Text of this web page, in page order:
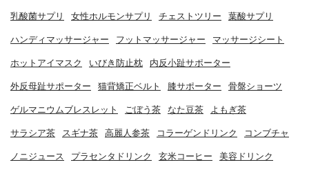
乳酸菌サプリ 女性ホルモンサプリ チェストツリー 葉酸サプリ
ハンディマッサージャー フットマッサージャー マッサージシート
ホットアイマスク いびき防止枕 内反小趾サポーター
外反母趾サポーター 猫背矯正ベルト 膝サポーター 骨盤ショーツ
ゲルマニウムブレスレット ごぼう茶 なた豆茶 よもぎ茶
サラシア茶 スギナ茶 高麗人参茶 コラーゲンドリンク コンブチャ
ノニジュース プラセンタドリンク 玄米コーヒー 美容ドリンク